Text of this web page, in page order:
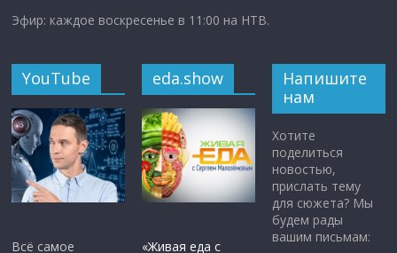
Эфир: каждое воскресенье в 11:00 на НТВ.
YouTube
Всё самое
eda.show
«Живая еда с
Напишите
нам
Хотите
поделиться
новостью,
прислать тему
для сюжета? Мы
будем рады
вашим письмам: